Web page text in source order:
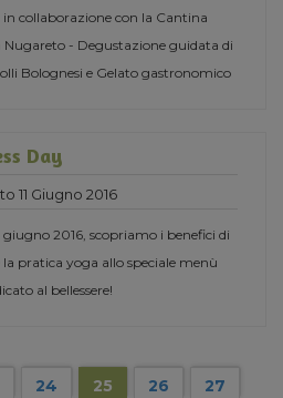
in collaborazione con la Cantina
Nugareto - Degustazione guidata di
Bolognesi e Gelato gastronomico
Day
11 Giugno 2016
giugno 2016, scopriamo i benefici di
pratica yoga allo speciale menù
al bellessere!
24 25 26
27